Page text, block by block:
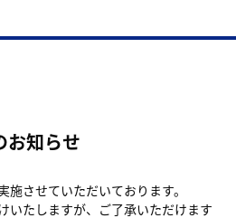
お知らせ
させていただいております。
いたしますが、ご了承いただけます